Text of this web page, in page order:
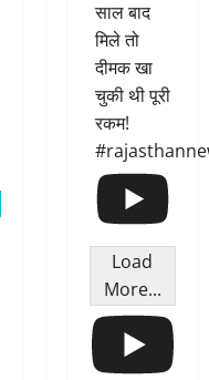
साल बाद
मिले तो
दीमक खा
चुकी थी पूरी
रकम!
Load
More...